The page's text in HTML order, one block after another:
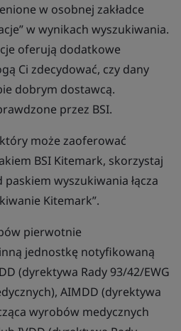
w osobnej zakładce
w wynikach wyszukiwania.
oferują dodatkowe
Ci zdecydować, czy dany
dobrym dostawcą.
przez BSI.
może zaoferować
BSI Kitemark, skorzystaj
wyszukiwania łącza
Kitemark”.
pierwotnie
jednostkę notyfikowaną
(dyrektywa Rady 93/42/EWG
AIMDD (dyrektywa
wyrobów medycznych